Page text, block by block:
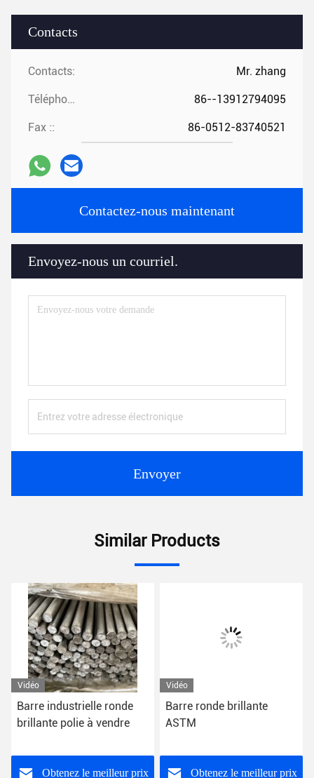
Contacts
Contacts: Mr. zhang
Téléphone :: 86--13912794095
Fax :: 86-0512-83740521
Contactez-nous maintenant
Envoyez-nous un courriel.
Envoyer
Similar Products
Vidéo
Barre industrielle ronde
brillante polie à vendre
Obtenez le meilleur prix
Vidéo
Barre ronde brillante
ASTM
Obtenez le meilleur prix